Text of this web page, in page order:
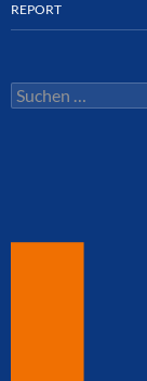
REPORT
Suchen
nach: